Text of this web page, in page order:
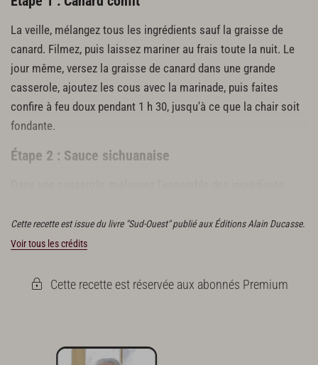
La veille, mélangez tous les ingrédients sauf la graisse de
canard. Filmez, puis laissez mariner au frais toute la nuit. Le
jour même, versez la graisse de canard dans une grande
casserole, ajoutez les cous avec la marinade, puis faites
confire à feu doux pendant 1 h 30, jusqu'à ce que la chair soit
fondante.
Étape 2 : Sauce sichuanaise
Cette recette est issue du livre "Sud-Ouest" publié aux Éditions Alain Ducasse.
Voir tous les crédits
Cette recette est réservée aux abonnés Premium